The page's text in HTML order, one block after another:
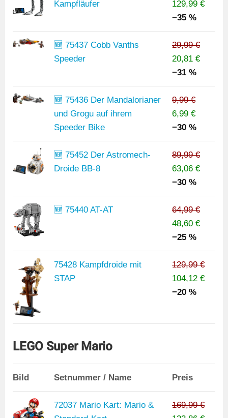
Kampfläufer
129,99 €
−35 %
🆕 75437 Cobb Vanths
Speeder
29,99 €
20,81 €
−31 %
🆕 75436 Der Mandalorianer
und Grogu auf ihrem
Speeder Bike
9,99 €
6,99 €
−30 %
🆕 75452 Der Astromech-
Droide BB-8
89,99 €
63,06 €
−30 %
🆕 75440 AT-AT
64,99 €
48,60 €
−25 %
75428 Kampfdroide mit
STAP
129,99 €
104,12 €
−20 %
LEGO Super Mario
Bild Setnummer / Name Preis
72037 Mario Kart: Mario &
169,99 €